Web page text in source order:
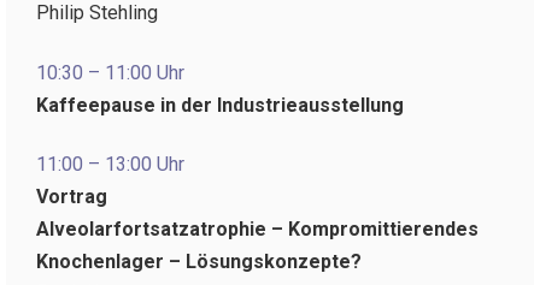
Philip Stehling
10:30 – 11:00 Uhr
Kaffeepause in der Industrieausstellung
11:00 – 13:00 Uhr
Vortrag
Alveolarfortsatzatrophie – Kompromittierendes
Knochenlager – Lösungskonzepte?